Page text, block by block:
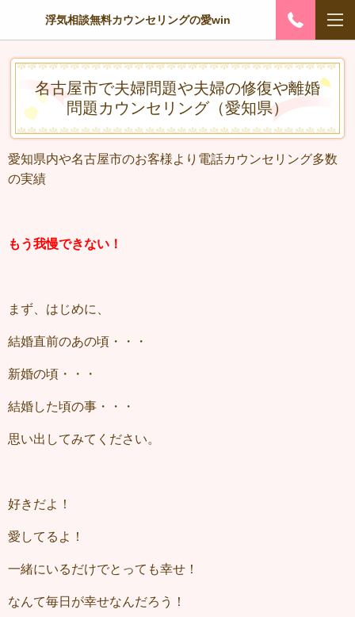
浮気相談無料カウンセリングの愛win
名古屋市で夫婦問題や夫婦の修復や離婚
問題カウンセリング（愛知県）
愛知県内や名古屋市のお客様より電話カウンセリング多数
の実績
もう我慢できない！
まず、はじめに、
結婚直前のあの頃・・・
新婚の頃・・・
結婚した頃の事・・・
思い出してみてください。
好きだよ！
愛してるよ！
一緒にいるだけでとっても幸せ！
なんて毎日が幸せなんだろう！